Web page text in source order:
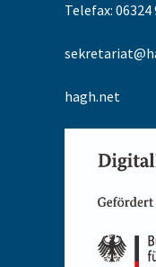
Telefax: 06324
hagh.net